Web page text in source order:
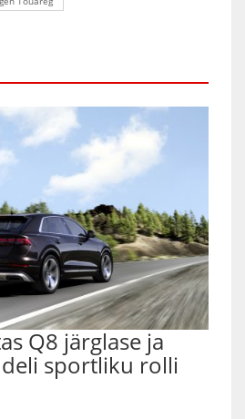
Q8 järglase ja
sportliku rolli